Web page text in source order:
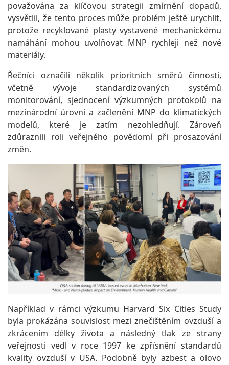
považována za klíčovou strategii zmírnění dopadů,
vysvětlil, že tento proces může problém ještě urychlit,
protože recyklované plasty vystavené mechanickému
namáhání mohou uvolňovat MNP rychleji než nové
materiály.
Řečníci označili několik prioritních směrů činnosti,
včetně vývoje standardizovaných systémů
monitorování, sjednocení výzkumných protokolů na
mezinárodní úrovni a začlenění MNP do klimatických
modelů, které je zatím nezohledňují. Zároveň
zdůraznili roli veřejného povědomí při prosazování
změn.
Například v rámci výzkumu Harvard Six Cities Study
byla prokázána souvislost mezi znečištěním ovzduší a
zkrácením délky života a následný tlak ze strany
veřejnosti vedl v roce 1997 ke zpřísnění standardů
kvality ovzduší v USA. Podobně byly azbest a olovo